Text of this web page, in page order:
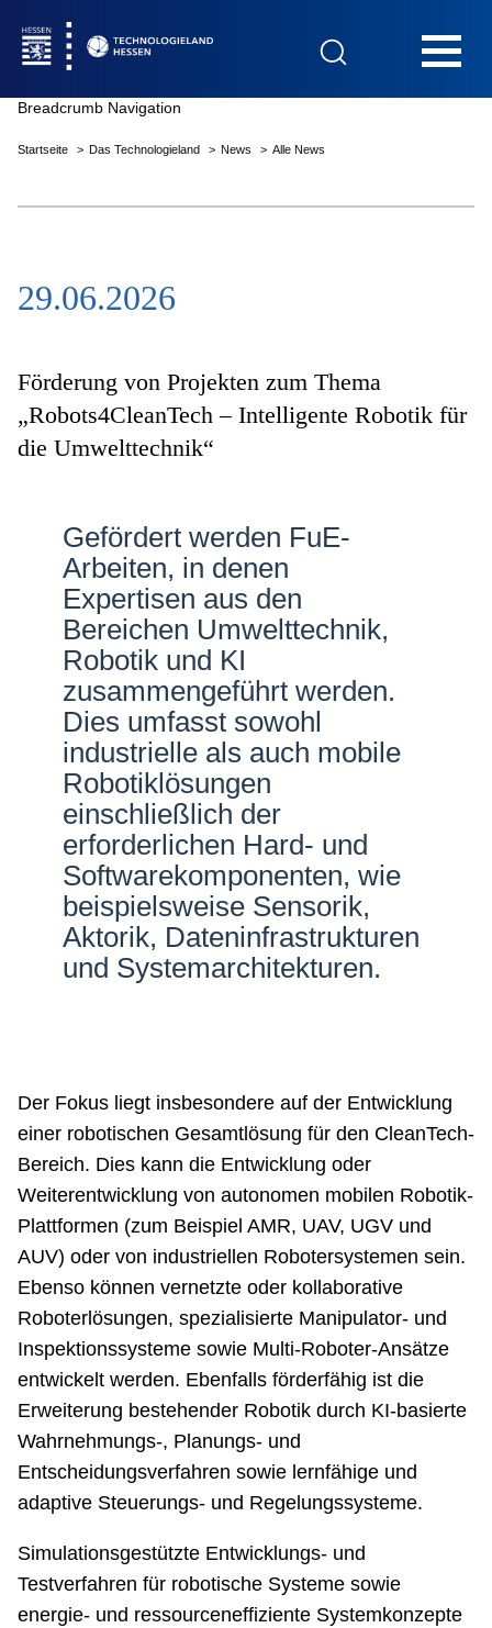
Das Technologieland
Innovationsfelder
Beratung & Förderung
Netzwerke
Breadcrumb Navigation
Startseite Das Technologieland News Alle News
29.06.2026
Förderung von Projekten zum Thema
„Robots4CleanTech – Intelligente Robotik für
die Umwelttechnik“
Gefördert werden FuE-
Arbeiten, in denen
Expertisen aus den
Bereichen Umwelttechnik,
Robotik und KI
zusammengeführt werden.
Dies umfasst sowohl
industrielle als auch mobile
Robotiklösungen
einschließlich der
erforderlichen Hard- und
Softwarekomponenten, wie
beispielsweise Sensorik,
Aktorik, Dateninfrastrukturen
und Systemarchitek­turen.
Der Fokus liegt insbesondere auf der Entwicklung
einer robotischen Gesamtlösung für den CleanTech-
Bereich. Dies kann die Entwicklung oder
Weiterentwicklung von autonomen mobilen Robotik-
Plattformen (zum Beispiel AMR, UAV, UGV und
AUV) oder von industriellen Robotersystemen sein.
Ebenso können vernetzte oder kollaborative
Roboter­lösungen, spezialisierte Manipulator- und
Inspektionssysteme sowie Multi-Roboter-Ansätze
entwickelt werden. Ebenfalls förderfähig ist die
Erweiterung bestehender Robotik durch KI-basierte
Wahrnehmungs-, Planungs- und
Entscheidungsverfahren sowie lernfähige und
adaptive Steuerungs- und Regelungssysteme.
Simulationsgestützte Entwicklungs- und
Testverfahren für robotische Systeme sowie
energie- und ressourceneffiziente Systemkonzepte